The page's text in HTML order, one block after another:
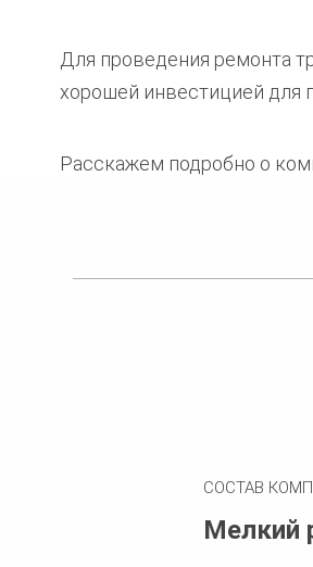
Для проведения ремонта
хорошей инвестицией для
Расскажем подробно о
СОСТАВ
Мелкий